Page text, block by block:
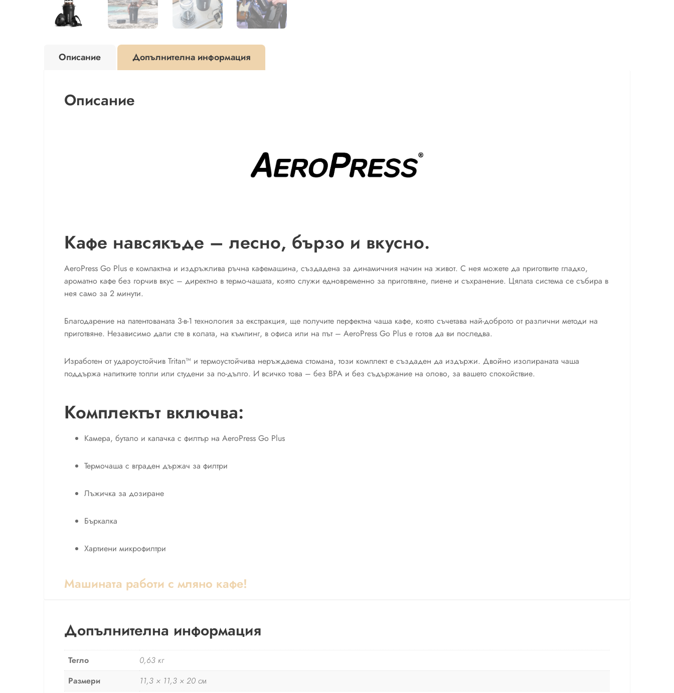
Описание Допълнителна информация
Описание
Кафе навсякъде – лесно, бързо и вкусно.
AeroPress Go Plus е компактна и издръжлива ръчна кафемашина, създадена за динамичния начин на живот. С нея можете да приготвите гладко,
ароматно кафе без горчив вкус – директно в термо-чашата, която служи едновременно за приготвяне, пиене и съхранение. Цялата система се събира в
нея само за 2 минути.
Благодарение на патентованата 3-в-1 технология за екстракция, ще получите перфектна чаша кафе, която съчетава най-доброто от различни методи на
приготвяне. Независимо дали сте в колата, на къмпинг, в офиса или на път – AeroPress Go Plus е готов да ви последва.
Изработен от удароустойчив Tritan™ и термоустойчива неръждаема стомана, този комплект е създаден да издържи. Двойно изолираната чаша
поддържа напитките топли или студени за по-дълго. И всичко това – без BPA и без съдържание на олово, за вашето спокойствие.
Комплектът включва:
Камера, бутало и капачка с филтър на AeroPress Go Plus
Термочаша с вграден държач за филтри
Лъжичка за дозиране
Бъркалка
Хартиени микрофилтри
Машината работи с мляно кафе!
Допълнителна информация
Тегло
0,63 кг
Размери
11,3 × 11,3 × 20 см